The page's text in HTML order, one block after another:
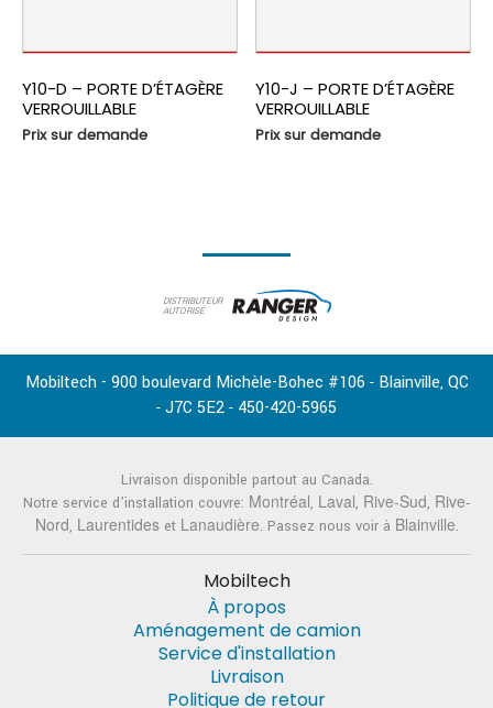
Y10-D – PORTE D’ÉTAGÈRE
VERROUILLABLE
Prix sur demande
Y10-J – PORTE D’ÉTAGÈRE
VERROUILLABLE
Prix sur demande
DISTRIBUTEUR
AUTORISÉ
Mobiltech - 900 boulevard Michèle-Bohec #106 - Blainville, QC
- J7C 5E2 - 450-420-5965
Livraison disponible partout au Canada.
Notre service d'installation couvre: Montréal, Laval, Rive-Sud, Rive-
Nord, Laurentideset Lanaudière. Passez nous voir à Blainville.
Mobiltech
À propos
Aménagement de camion
Service d'installation
Livraison
Politique de retour